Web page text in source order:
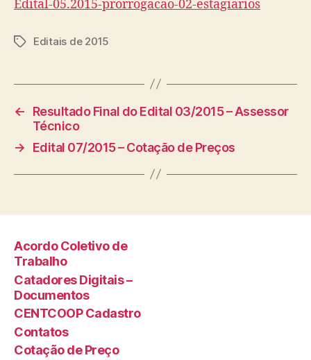
Edital-05.2015-prorrogacao-02-estagiarios
TagsEditais de 2015
←
Resultado Final do Edital 03/2015 – Assessor
Técnico
→
Edital 07/2015 – Cotação de Preços
Acordo Coletivo de
Trabalho
Catadores Digitais –
Documentos
CENTCOOP Cadastro
Contatos
Cotação de Preço